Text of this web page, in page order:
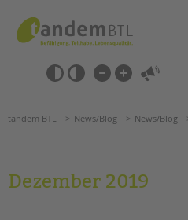
springen
Barrierefrei-
Einstellungen
überspringen
überspringen
tandem BTL News/Blog News/Blog
Dezember 2019